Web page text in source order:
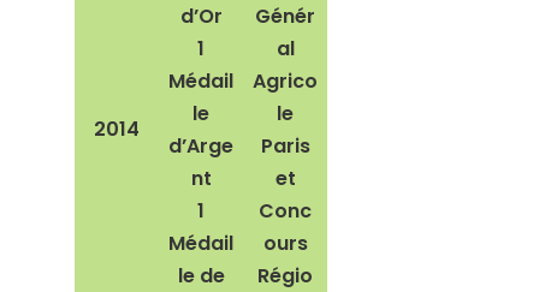
2014
d’Or
1
Médail
le
d’Arge
nt
1
Médail
le de
Génér
al
Agrico
le
Paris
et
Conc
ours
Régio